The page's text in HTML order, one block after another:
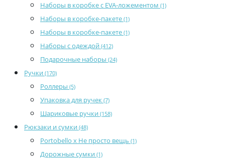
Наборы в коробке с EVA-ложементом (1)
Наборы в коробке-пакете (1)
Наборы в коробке-пакете (1)
Наборы с одеждой (412)
Подарочные наборы (24)
Ручки (170)
Роллеры (5)
Упаковка для ручек (7)
Шариковые ручки (158)
Рюкзаки и сумки (48)
Portobello x Не просто вещь (1)
Дорожные сумки (1)